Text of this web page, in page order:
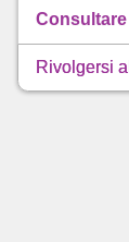
Consultare
Rivolgersi